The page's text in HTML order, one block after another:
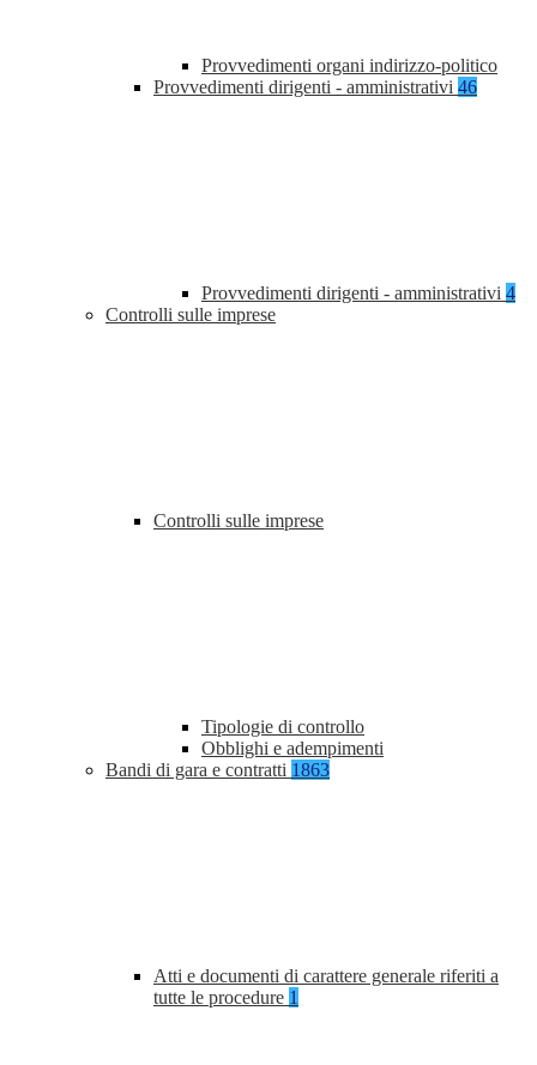
Provvedimenti organi indirizzo-politico
Provvedimenti dirigenti - amministrativi 46
Provvedimenti dirigenti - amministrativi 4
Controlli sulle imprese
Controlli sulle imprese
Tipologie di controllo
Obblighi e adempimenti
Bandi di gara e contratti 1863
Atti e documenti di carattere generale riferiti a
tutte le procedure 1